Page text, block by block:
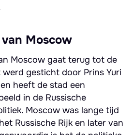
Moscow
Moscow gaat terug tot de
werd gesticht door Prins Yuri
heeft de stad een
in de Russische
Moscow was lange tijd
Russische Rijk en later van